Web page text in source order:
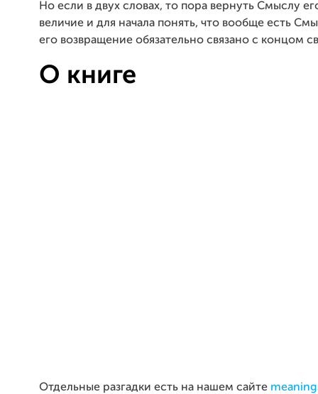
Но если в двух словах, то пора вернуть Смыслу
величие и для начала понять, что вообще есть
его возвращение обязательно связано с концом
О книге
Отдельные разгадки есть на нашем сайте